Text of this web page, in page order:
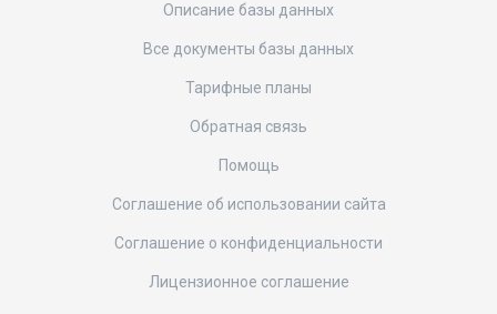
Описание базы данных
Все документы базы данных
Тарифные планы
Обратная связь
Помощь
Соглашение об использовании сайта
Соглашение о конфиденциальности
Лицензионное соглашение